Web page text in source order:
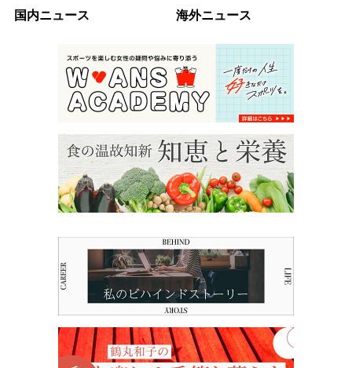
国内ニュース 海外ニュース